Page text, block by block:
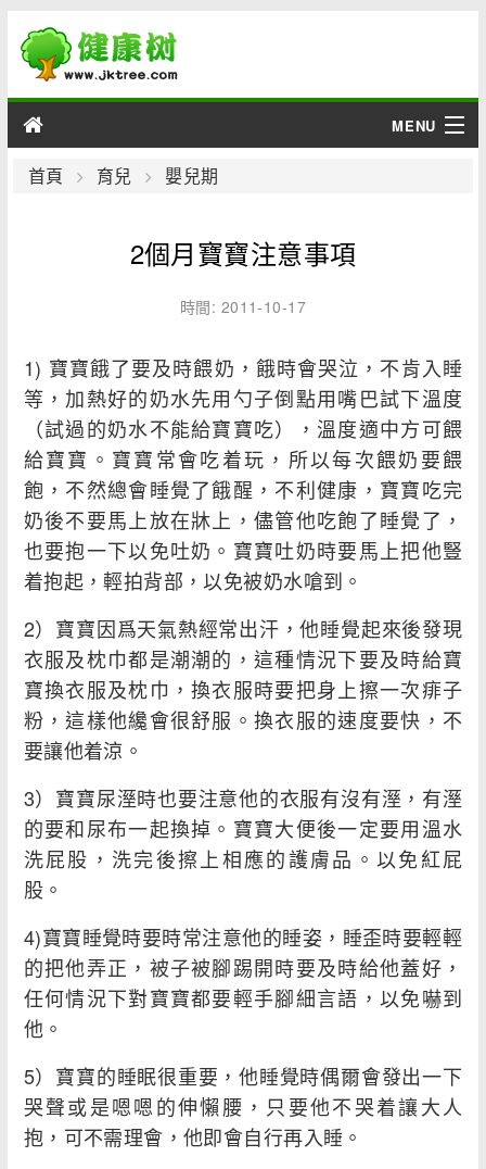
MENU
男性
綜合
疾病
首頁 育兒 嬰兒期
2個月寶寶注意事項
時間: 2011-10-17
1) 寶寶餓了要及時餵奶，餓時會哭泣，不肯入睡
等，加熱好的奶水先用勺子倒點用嘴巴試下溫度
（試過的奶水不能給寶寶吃），溫度適中方可餵
給寶寶。寶寶常會吃着玩，所以每次餵奶要餵
飽，不然總會睡覺了餓醒，不利健康，寶寶吃完
奶後不要馬上放在牀上，儘管他吃飽了睡覺了，
也要抱一下以免吐奶。寶寶吐奶時要馬上把他豎
着抱起，輕拍背部，以免被奶水嗆到。
2）寶寶因爲天氣熱經常出汗，他睡覺起來後發現
衣服及枕巾都是潮潮的，這種情況下要及時給寶
寶換衣服及枕巾，換衣服時要把身上擦一次痱子
粉，這樣他纔會很舒服。換衣服的速度要快，不
要讓他着涼。
3）寶寶尿溼時也要注意他的衣服有沒有溼，有溼
的要和尿布一起換掉。寶寶大便後一定要用溫水
洗屁股，洗完後擦上相應的護膚品。以免紅屁
股。
4)寶寶睡覺時要時常注意他的睡姿，睡歪時要輕輕
的把他弄正，被子被腳踢開時要及時給他蓋好，
任何情況下對寶寶都要輕手腳細言語，以免嚇到
他。
5）寶寶的睡眠很重要，他睡覺時偶爾會發出一下
哭聲或是嗯嗯的伸懶腰，只要他不哭着讓大人
抱，可不需理會，他即會自行再入睡。